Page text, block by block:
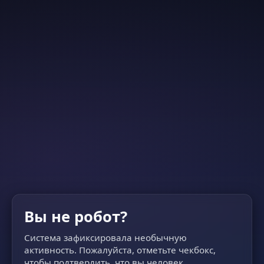
Вы не робот?
Система зафиксировала необычную
активность. Пожалуйста, отметьте чекбокс,